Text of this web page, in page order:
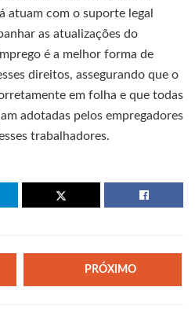
atuam com o suporte legal
as atualizações do
é a melhor forma de
direitos, assegurando que o
em folha e que todas
adotadas pelos empregadores
trabalhadores.
PRÓXIMO